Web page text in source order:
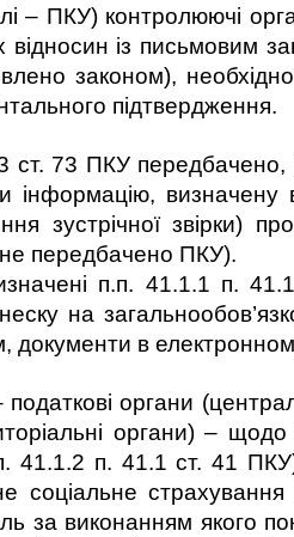
– ПКУ) контролюючі
відносин із письмовим
законом),
підтвердження.
73 ПКУ передбачено,
інформацію,
зустрічної звірки)
передбачено ПКУ).
п.п. 41.1.1 п. 41.1
на
в
органи
органи) –
41.1.2 п. 41.1 ст. 41
соціальне
за виконанням якого